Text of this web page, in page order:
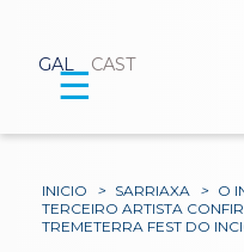
GAL CAST
☰
INICIO > SARRIAXA > O
TERCEIRO ARTISTA
TREMETERRA FEST DO